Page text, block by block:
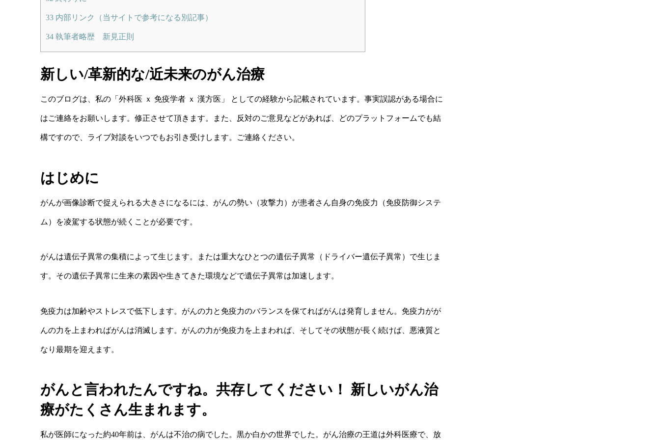
33 内部リンク（当サイトで参考になる別記事）
34 執筆者略歴 新見正則
新しい/革新的な/近未来のがん治療
このブログは、私の「外科医 ｘ 免疫学者 ｘ 漢方医」 としての経験から記載されています。事実誤認がある場合に
はご連絡をお願いします。修正させて頂きます。また、反対のご意見などがあれば、どのプラットフォームでも結
構ですので、ライブ対談をいつでもお引き受けします。ご連絡ください。
はじめに
がんが画像診断で捉えられる大きさになるには、がんの勢い（攻撃力）が患者さん自身の免疫力（免疫防御システ
ム）を凌駕する状態が続くことが必要です。
がんは遺伝子異常の集積によって生じます。または重大なひとつの遺伝子異常（ドライバー遺伝子異常）で生じま
す。その遺伝子異常に生来の素因や生きてきた環境などで遺伝子異常は加速します。
免疫力は加齢やストレスで低下します。がんの力と免疫力のバランスを保てればがんは発育しません。免疫力がが
んの力を上まわればがんは消滅します。がんの力が免疫力を上まわれば、そしてその状態が長く続けば、悪液質と
なり最期を迎えます。
がんと言われたんですね。共存してください！ 新しいがん治
療がたくさん生まれます。
私が医師になった約40年前は、がんは不治の病でした。黒か白かの世界でした。がん治療の王道は外科医療で、放